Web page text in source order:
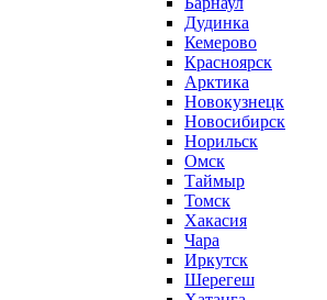
Дудинка
Кемерово
Красноярск
Арктика
Новокузнецк
Новосибирск
Норильск
Омск
Таймыр
Томск
Хакасия
Чара
Иркутск
Шерегеш